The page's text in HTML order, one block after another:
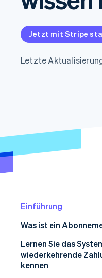
Bezahlvorgang
Connections
Jetzt mit Stripe
Letzte
Einführung
Was ist ein
Lernen Sie das
wiederkehrende
kennen